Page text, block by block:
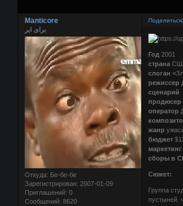
Поделиться
Manticore
برای ایر
Откуда: Бе-бе-бе
Зарегистрирован: 2007-01-09
Приглашений: 0
Сообщений: 8620
Год2001
страна
слоган
режиссер
сценарий
продюсер
оператор
жанр
бюджет
сборы в
Сюжет:
Группа
пустыней,